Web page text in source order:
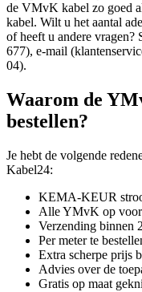
de VMvK kabel zo goed
kabel. Wilt u het aantal
of heeft u andere vragen?
677), e-mail (
04).
Waarom de
bestellen?
Je hebt de volgende
Kabel24:
KEMA-KEUR
Alle YMvK op
Verzending binnen
Per meter te
Extra scherpe prijs
Advies over de
Gratis op maat